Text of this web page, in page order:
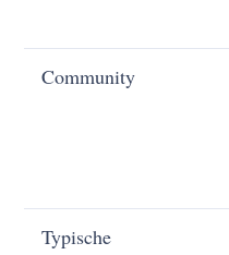
Community
Typische